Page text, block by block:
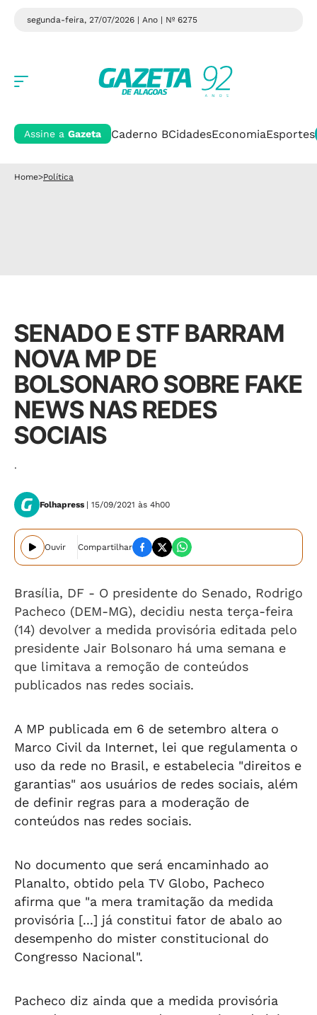
segunda-feira, 27/07/2026 | Ano | Nº 6275
Assine a Gazeta Caderno BCidadesEconomiaEsportes
Home>Política
SENADO E STF BARRAM
NOVA MP DE
BOLSONARO SOBRE FAKE
NEWS NAS REDES
SOCIAIS
.
Folhapress | 15/09/2021 às 4h00
Ouvir Compartilhar
Brasília, DF - O presidente do Senado, Rodrigo
Pacheco (DEM-MG), decidiu nesta terça-feira
(14) devolver a medida provisória editada pelo
presidente Jair Bolsonaro há uma semana e
que limitava a remoção de conteúdos
publicados nas redes sociais.
A MP publicada em 6 de setembro altera o
Marco Civil da Internet, lei que regulamenta o
uso da rede no Brasil, e estabelecia "direitos e
garantias" aos usuários de redes sociais, além
de definir regras para a moderação de
conteúdos nas redes sociais.
No documento que será encaminhado ao
Planalto, obtido pela TV Globo, Pacheco
afirma que "a mera tramitação da medida
provisória [...] já constitui fator de abalo ao
desempenho do mister constitucional do
Congresso Nacional".
Pacheco diz ainda que a medida provisória